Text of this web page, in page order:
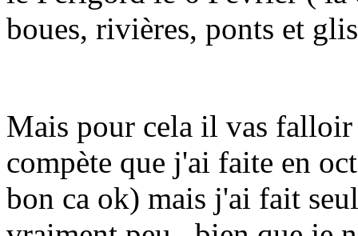
boues, rivières, ponts et
Mais pour cela il vas
compète que j'ai faite en
bon ca ok) mais j'ai fait